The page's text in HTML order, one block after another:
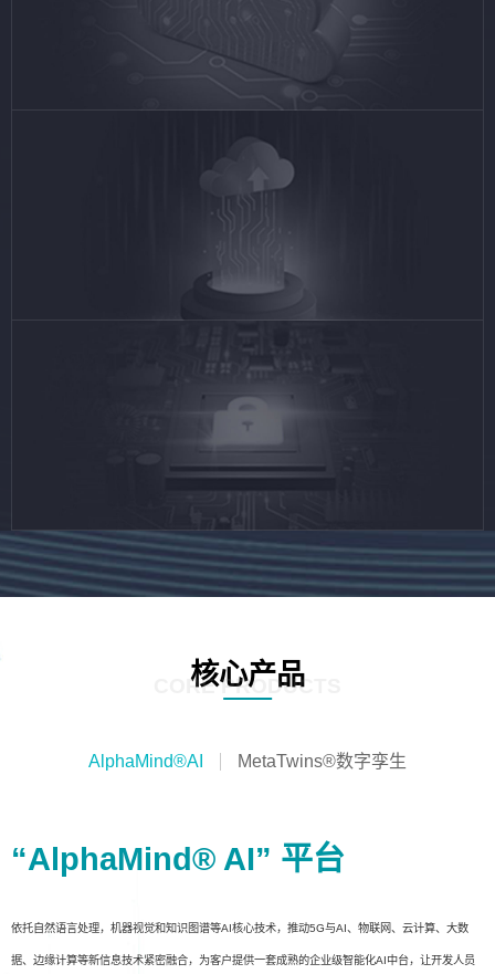
核心产品
CORE PRODUCTS
AlphaMind®AI MetaTwins®数字孪生
“AlphaMind® AI” 平台
依托自然语言处理，机器视觉和知识图谱等AI核心技术，推动5G与AI、物联网、云计算、大数
据、边缘计算等新信息技术紧密融合，为客户提供一套成熟的企业级智能化AI中台，让开发人员